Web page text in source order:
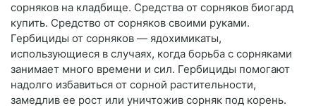
сорняков на кладбище. Средства от сорняков биогард
купить. Средство от сорняков своими руками.
Гербициды от сорняков — ядохимикаты,
использующиеся в случаях, когда борьба с сорняками
занимает много времени и сил. Гербициды помогают
надолго избавиться от сорной растительности,
замедлив ее рост или уничтожив сорняк под корень.